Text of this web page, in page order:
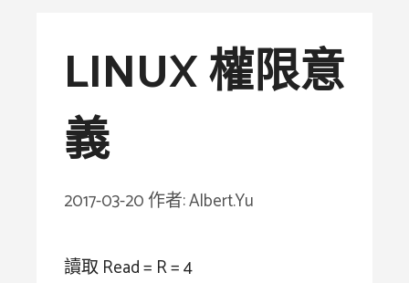
LINUX 權限意
義
2017-03-20作者:Albert.Yu
讀取 Read = R = 4